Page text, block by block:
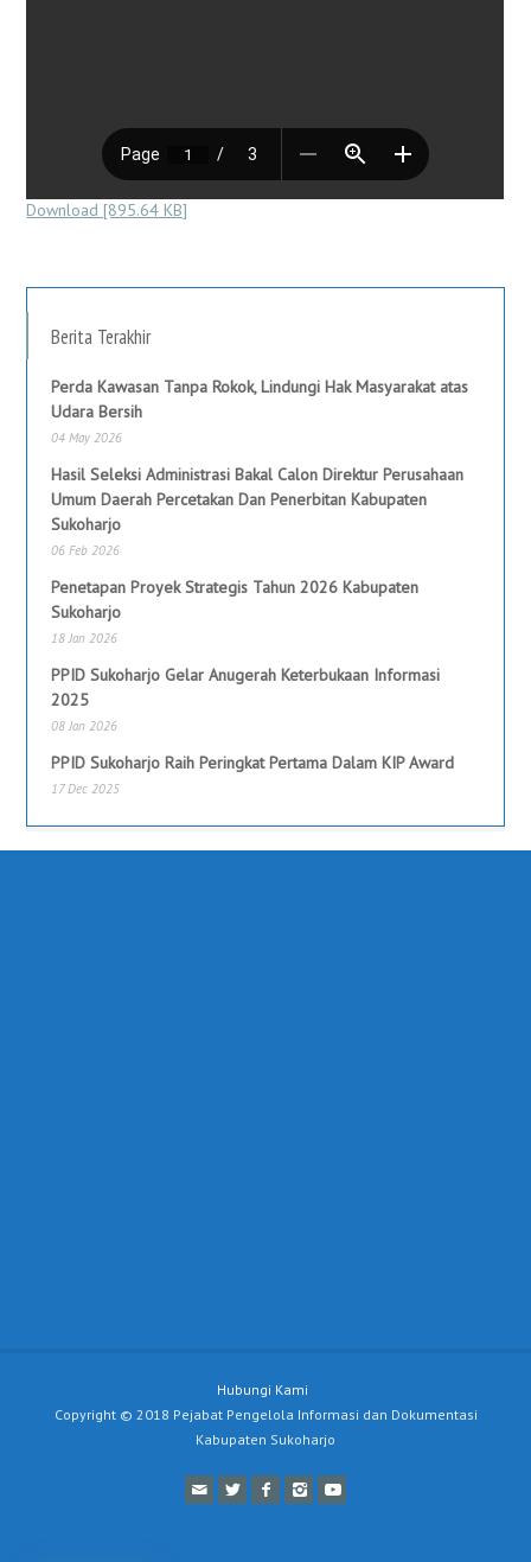
Download [895.64 KB]
Berita Terakhir
Perda Kawasan Tanpa Rokok, Lindungi Hak Masyarakat atas
Udara Bersih
04 May 2026
Hasil Seleksi Administrasi Bakal Calon Direktur Perusahaan
Umum Daerah Percetakan Dan Penerbitan Kabupaten
Sukoharjo
06 Feb 2026
Penetapan Proyek Strategis Tahun 2026 Kabupaten
Sukoharjo
18 Jan 2026
PPID Sukoharjo Gelar Anugerah Keterbukaan Informasi
2025
08 Jan 2026
PPID Sukoharjo Raih Peringkat Pertama Dalam KIP Award
17 Dec 2025
Hubungi Kami
Copyright © 2018 Pejabat Pengelola Informasi dan Dokumentasi
Kabupaten Sukoharjo